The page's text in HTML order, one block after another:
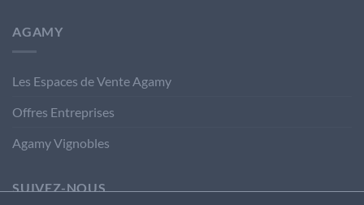
AGAMY
Les Espaces de Vente Agamy
Offres Entreprises
Agamy Vignobles
SUIVEZ-NOUS